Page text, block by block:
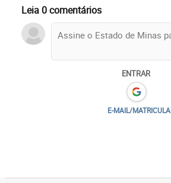
Leia 0 comentários
ENTRAR
E-MAIL/MATRICULA